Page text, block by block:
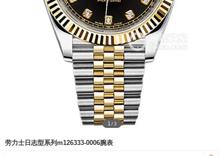
1 / 3
劳力士日志型系列m126333-0006腕表